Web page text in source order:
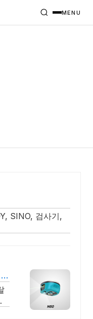
MENU
SINO, 검사기,